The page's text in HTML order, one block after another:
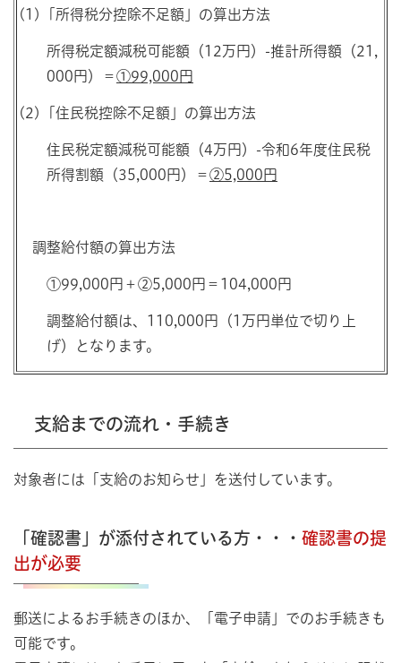
(1)「所得税分控除不足額」の算出方法
所得税定額減税可能額（12万円）-推計所得額（21,
000円）＝①99,000円
(2)「住民税控除不足額」の算出方法
住民税定額減税可能額（4万円）-令和6年度住民税
所得割額（35,000円）＝②5,000円
調整給付額の算出方法
①99,000円＋②5,000円＝104,000円
調整給付額は、110,000円（1万円単位で切り上
げ）となります。
支給までの流れ・手続き
対象者には「支給のお知らせ」を送付しています。
「確認書」が添付されている方・・・ 確認書の提
出が必要
郵送によるお手続きのほか、「電子申請」でのお手続きも
可能です。